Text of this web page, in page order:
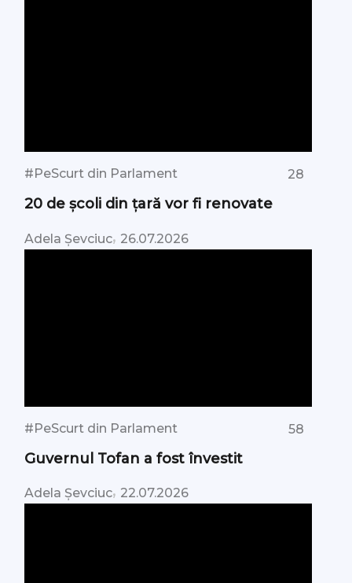
#PeScurt din Parlament 28
20 de școli din țară vor fi renovate
Adela Șevciuc, 26.07.2026
#PeScurt din Parlament 58
Guvernul Tofan a fost învestit
Adela Șevciuc, 22.07.2026